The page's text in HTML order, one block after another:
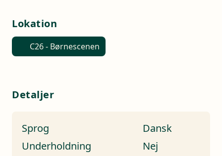
Lokation
C26 - Børnescenen
Detaljer
Sprog
Dansk
Underholdning
Nej